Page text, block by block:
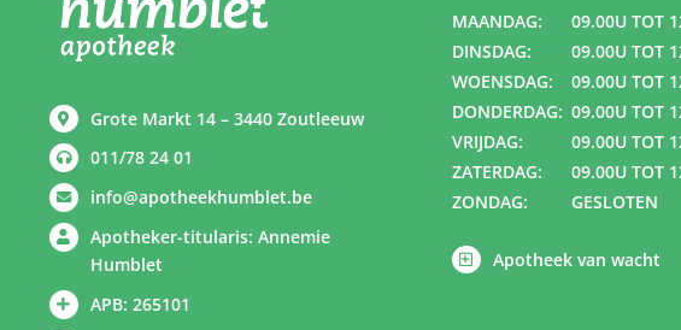
Grote Markt 14 – 3440 Zoutleeuw
011/78 24 01
info@apotheekhumblet.be
Apotheker-titularis: Annemie
Humblet
APB: 265101
MAANDAG:
09.00U TOT
DINSDAG:
09.00U TOT
WOENSDAG:
09.00U TOT
DONDERDAG: 09.00U TOT
VRIJDAG:
09.00U TOT
ZATERDAG:
09.00U TOT
ZONDAG:
GESLOTEN
Apotheek van wacht